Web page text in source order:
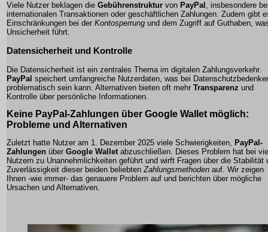
Viele Nutzer beklagen die Gebührenstruktur von PayPal , insbesondere
internationalen Transaktionen oder geschäftlichen Zahlungen. Zudem gibt
Einschränkungen bei der Kontosperrung und dem Zugriff auf Guthaben,
Unsicherheit führt.
Datensicherheit und Kontrolle
Die Datensicherheit ist ein zentrales Thema im digitalen Zahlungsverkehr.
PayPal speichert umfangreiche Nutzerdaten, was bei
problematisch sein kann. Alternativen bieten oft mehr Transparenz und
Kontrolle über persönliche Informationen.
Keine PayPal -Zahlungen über Google Wallet möglich:
Probleme und Alternativen
Zuletzt hatte Nutzer am 1. Dezember 2025 viele Schwierigkeiten, PayPal-
Zahlungen über Google Wallet abzuschließen. Dieses Problem hat bei
Nutzern zu Unannehmlichkeiten geführt und wirft Fragen über die Stabilität
Zuverlässigkeit dieser beiden beliebten Zahlungsmethoden auf. Wir zeigen
Ihnen -wie immer- das genauere Problem auf und berichten über mögliche
Ursachen und Alternativen.